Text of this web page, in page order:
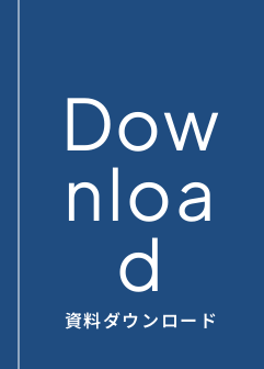
Dow
nloa
d
資料ダウンロード